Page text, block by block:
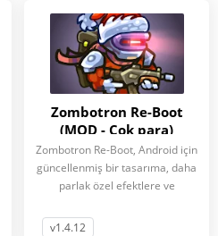
Zombotron Re-Boot
(MOD - Çok para)
Zombotron Re-Boot, Android için
güncellenmiş bir tasarıma, daha
parlak özel efektlere ve
v1.4.12